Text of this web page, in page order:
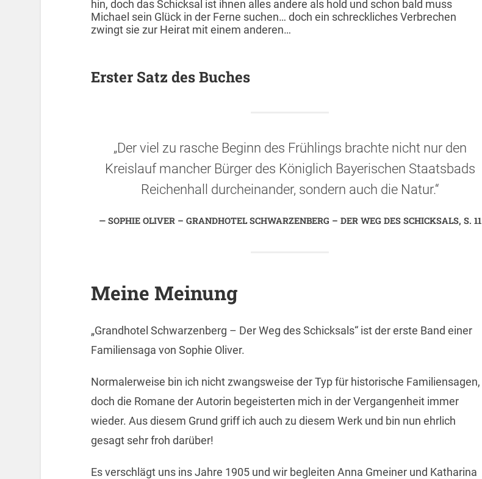
hin, doch das Schicksal ist ihnen alles andere als hold und schon bald muss
Michael sein Glück in der Ferne suchen… doch ein schreckliches Verbrechen
zwingt sie zur Heirat mit einem anderen…
Erster Satz des Buches
„Der viel zu rasche Beginn des Frühlings brachte nicht nur den
Kreislauf mancher Bürger des Königlich Bayerischen Staatsbads
Reichenhall durcheinander, sondern auch die Natur.“
SOPHIE OLIVER – GRANDHOTEL SCHWARZENBERG – DER WEG DES SCHICKSALS, S. 11
Meine Meinung
„Grandhotel Schwarzenberg – Der Weg des Schicksals“ ist der erste Band einer
Familiensaga von Sophie Oliver.
Normalerweise bin ich nicht zwangsweise der Typ für historische Familiensagen,
doch die Romane der Autorin begeisterten mich in der Vergangenheit immer
wieder. Aus diesem Grund griff ich auch zu diesem Werk und bin nun ehrlich
gesagt sehr froh darüber!
Es verschlägt uns ins Jahre 1905 und wir begleiten Anna Gmeiner und Katharina